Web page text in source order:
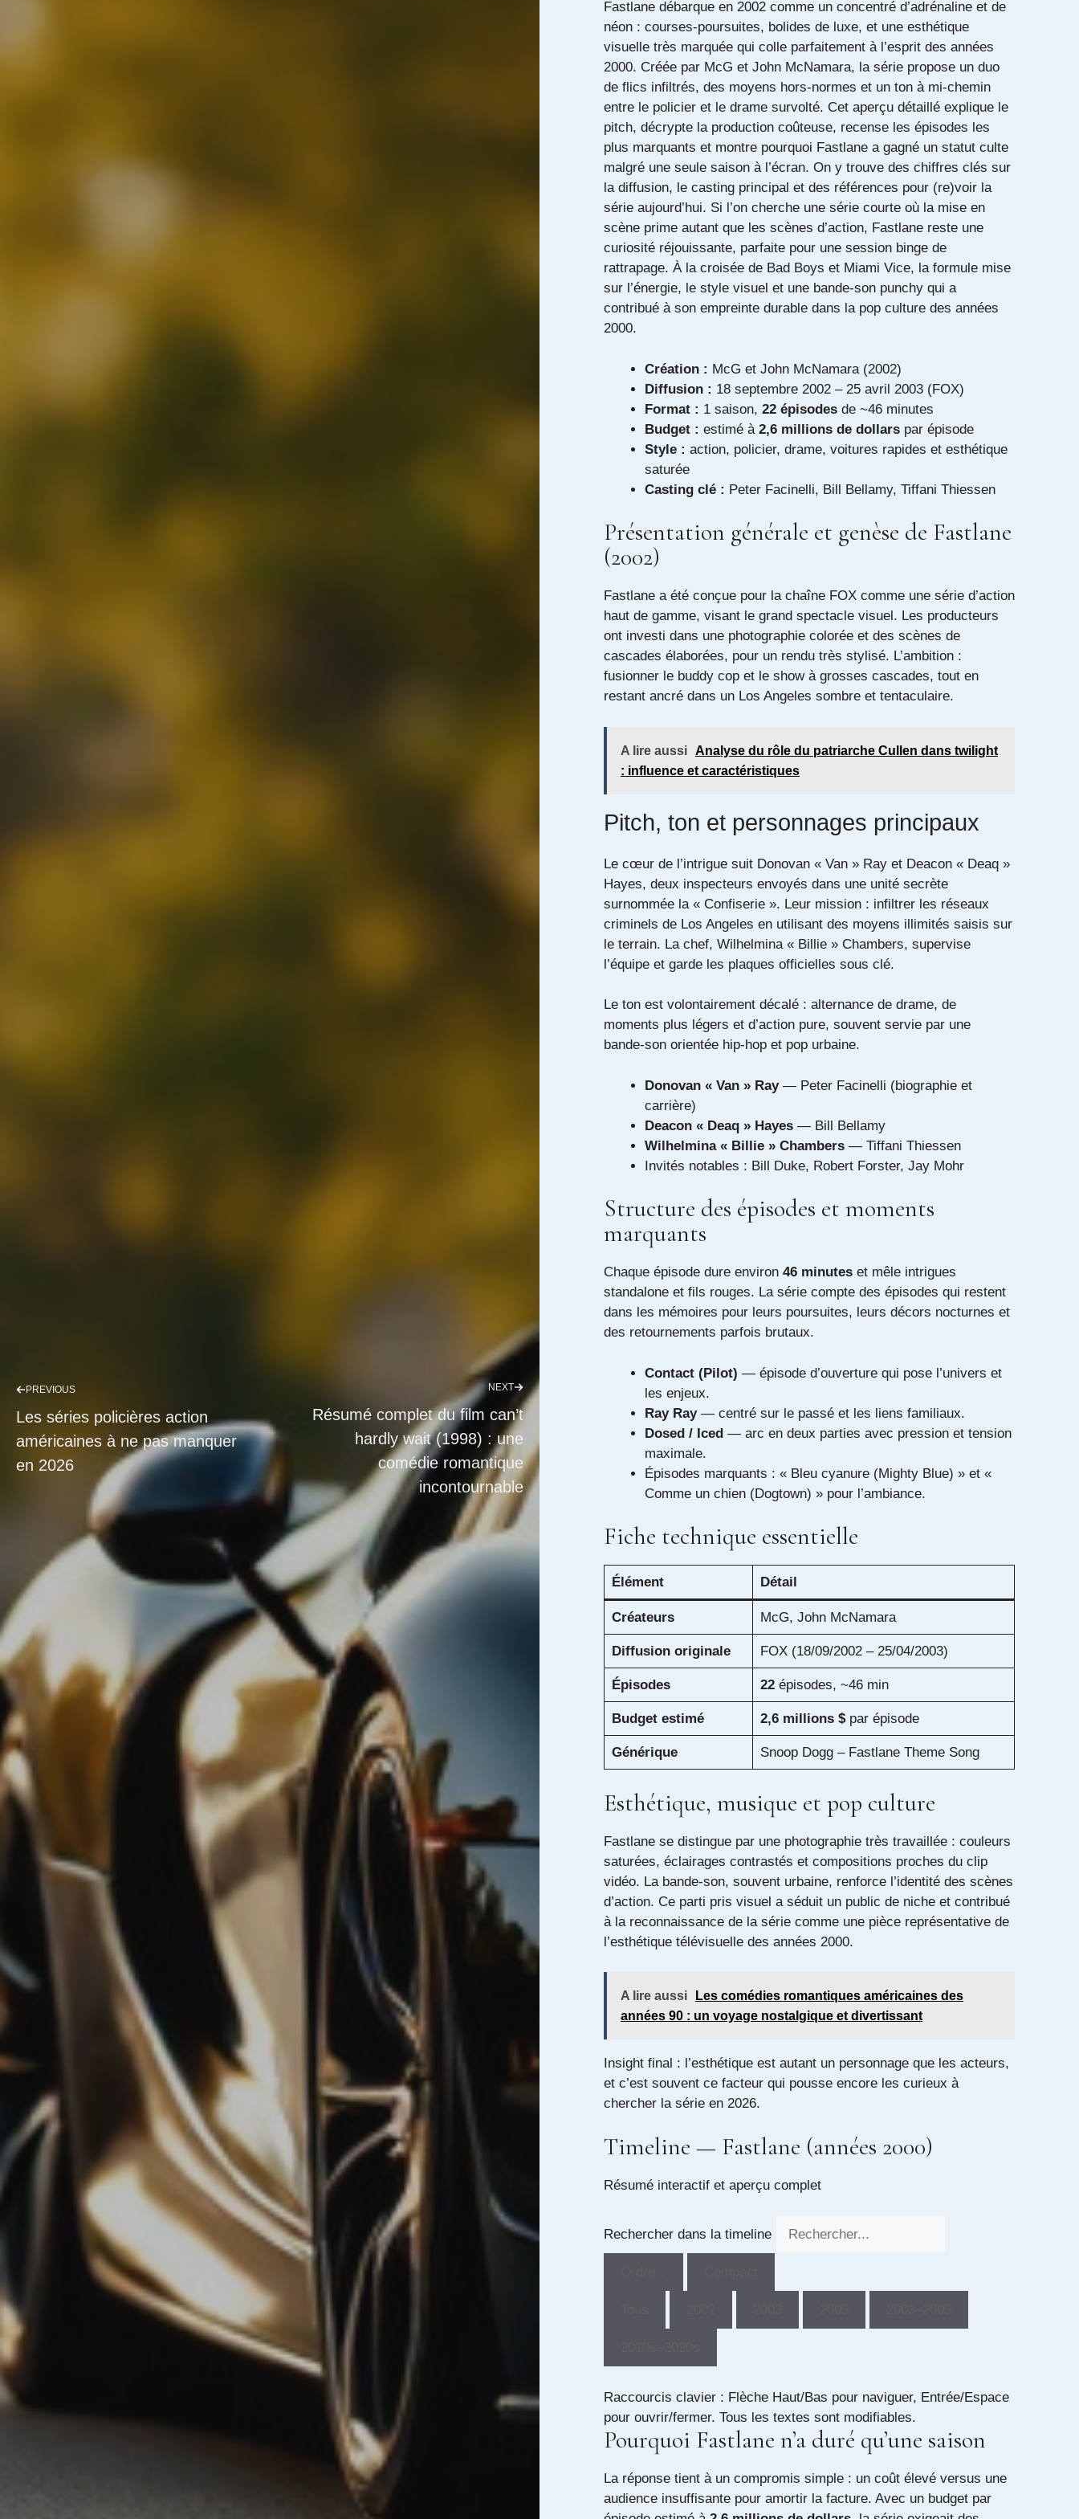
PREVIOUS
Les séries policières action
américaines à ne pas manquer
en 2026
NEXT
Résumé complet du film can’t
hardly wait (1998) : une
comédie romantique
incontournable
Fastlane débarque en 2002 comme un concentré d’adrénaline et de
néon : courses-poursuites, bolides de luxe, et une esthétique
visuelle très marquée qui colle parfaitement à l’esprit des années
2000. Créée par McG et John McNamara, la série propose un duo
de flics infiltrés, des moyens hors-normes et un ton à mi-chemin
entre le policier et le drame survolté. Cet aperçu détaillé explique le
pitch, décrypte la production coûteuse, recense les épisodes les
plus marquants et montre pourquoi Fastlane a gagné un statut culte
malgré une seule saison à l’écran. On y trouve des chiffres clés sur
la diffusion, le casting principal et des références pour (re)voir la
série aujourd’hui. Si l’on cherche une série courte où la mise en
scène prime autant que les scènes d’action, Fastlane reste une
curiosité réjouissante, parfaite pour une session binge de
rattrapage. À la croisée de Bad Boys et Miami Vice, la formule mise
sur l’énergie, le style visuel et une bande-son punchy qui a
contribué à son empreinte durable dans la pop culture des années
2000.
Création : McG et John McNamara (2002)
Diffusion : 18 septembre 2002 – 25 avril 2003 (FOX)
Format : 1 saison, 22 épisodes de ~46 minutes
Budget : estimé à 2,6 millions de dollars par épisode
Style : action, policier, drame, voitures rapides et esthétique
saturée
Casting clé : Peter Facinelli, Bill Bellamy, Tiffani Thiessen
Présentation générale et genèse de Fastlane
(2002)
Fastlane a été conçue pour la chaîne FOX comme une série d’action
haut de gamme, visant le grand spectacle visuel. Les producteurs
ont investi dans une photographie colorée et des scènes de
cascades élaborées, pour un rendu très stylisé. L’ambition :
fusionner le buddy cop et le show à grosses cascades, tout en
restant ancré dans un Los Angeles sombre et tentaculaire.
A lire aussi
Analyse du rôle du patriarche Cullen dans twilight
: influence et caractéristiques
Pitch, ton et personnages principaux
Le cœur de l’intrigue suit Donovan « Van » Ray et Deacon « Deaq »
Hayes, deux inspecteurs envoyés dans une unité secrète
surnommée la « Confiserie ». Leur mission : infiltrer les réseaux
criminels de Los Angeles en utilisant des moyens illimités saisis sur
le terrain. La chef, Wilhelmina « Billie » Chambers, supervise
l’équipe et garde les plaques officielles sous clé.
Le ton est volontairement décalé : alternance de drame, de
moments plus légers et d’action pure, souvent servie par une
bande-son orientée hip-hop et pop urbaine.
Donovan « Van » Ray— Peter Facinelli (biographie et
carrière)
Deacon « Deaq » Hayes — Bill Bellamy
Wilhelmina « Billie » Chambers — Tiffani Thiessen
Invités notables : Bill Duke, Robert Forster, Jay Mohr
Structure des épisodes et moments
marquants
Chaque épisode dure environ 46 minutes et mêle intrigues
standalone et fils rouges. La série compte des épisodes qui restent
dans les mémoires pour leurs poursuites, leurs décors nocturnes et
des retournements parfois brutaux.
Contact (Pilot) — épisode d’ouverture qui pose l’univers et
les enjeux.
Ray Ray— centré sur le passé et les liens familiaux.
Dosed / Iced — arc en deux parties avec pression et tension
maximale.
Épisodes marquants : « Bleu cyanure (Mighty Blue) » et «
Comme un chien (Dogtown) » pour l’ambiance.
Fiche technique essentielle
Élément Détail
Créateurs McG, John McNamara
Diffusion originale FOX (18/09/2002 – 25/04/2003)
Épisodes 22épisodes, ~46 min
Budget estimé 2,6 millions $par épisode
Générique Snoop Dogg – Fastlane Theme Song
Esthétique, musique et pop culture
Fastlane se distingue par une photographie très travaillée : couleurs
saturées, éclairages contrastés et compositions proches du clip
vidéo. La bande-son, souvent urbaine, renforce l’identité des scènes
d’action. Ce parti pris visuel a séduit un public de niche et contribué
à la reconnaissance de la série comme une pièce représentative de
l’esthétique télévisuelle des années 2000.
A lire aussi
Les comédies romantiques américaines des
années 90 : un voyage nostalgique et divertissant
Insight final : l’esthétique est autant un personnage que les acteurs,
et c’est souvent ce facteur qui pousse encore les curieux à
chercher la série en 2026.
Timeline — Fastlane (années 2000)
Résumé interactif et aperçu complet
Rechercher dans la timeline
Raccourcis clavier : Flèche Haut/Bas pour naviguer, Entrée/Espace
pour ouvrir/fermer. Tous les textes sont modifiables.
Pourquoi Fastlane n’a duré qu’une saison
La réponse tient à un compromis simple : un coût élevé versus une
audience insuffisante pour amortir la facture. Avec un budget par